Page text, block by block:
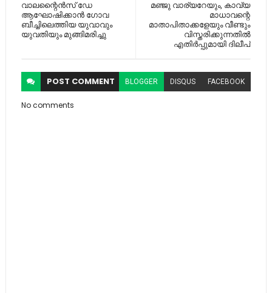
മഞ്ജു വാര്യറേയും, കാവ്യ
മാധാവന്റെ
മാതാപിതാക്കളേയും വീണ്ടും
വിസ്തരിക്കുന്നതിൽ
എതിർപ്പുമായി ദിലീപ്
വാലന്റൈൻസ് ഡേ
ആഘോഷിക്കാൻ ​ഗോവ
ബീച്ചിലെത്തിയ യുവാവും
യുവതിയും മുങ്ങിമരിച്ചു
POST COMMENT BLOGGER DISQUS FACEBOOK
No comments